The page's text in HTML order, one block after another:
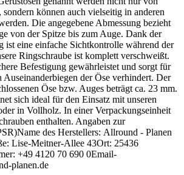
sondern können auch vielseitig in anderen
Die angegebene Abmessung bezieht
von der Spitze bis zum Auge. Dank der
ist eine einfache Sichtkontrolle während der
Ringschraube ist komplett verschweißt.
Befestigung gewährleistet und sorgt für
Auseinanderbiegen der Öse verhindert. Der
Öse bzw. Auges beträgt ca. 23 mm.
sich ideal für den Einsatz mit unseren
in Vollholz. In einer Verpackungseinheit
enthalten. Angaben zur
des Herstellers: Allround - Planen
Lise-Meitner-Allee 43Ort: 25436
+49 4120 70 690 0Email-
planen.de